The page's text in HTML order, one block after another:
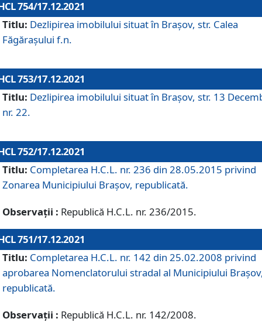
754/17.12.2021
Titlu: Dezlipirea imobilului situat în Brașov, str. Calea
Făgărașului f.n.
753/17.12.2021
Titlu: Dezlipirea imobilului situat în Brașov, str. 13
nr. 22.
752/17.12.2021
Titlu: Completarea H.C.L. nr. 236 din 28.05.2015 privind
Zonarea Municipiului Braşov, republicată.
Observații : Republică H.C.L. nr. 236/2015.
751/17.12.2021
Titlu: Completarea H.C.L. nr. 142 din 25.02.2008 privind
aprobarea Nomenclatorului stradal al Municipiului
republicată.
Observații : Republică H.C.L. nr. 142/2008.